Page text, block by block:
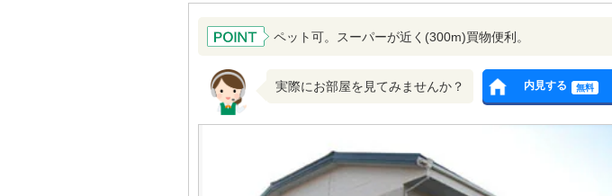
ペット可。スーパーが近く(300m)買物便利。
実際にお部屋を見てみませんか？ 内見する 無料